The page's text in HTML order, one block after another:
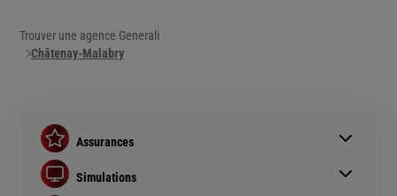
Trouver une agence Generali
Châtenay-Malabry
Assurances
Assurance auto
Assurance habitation
Simulations